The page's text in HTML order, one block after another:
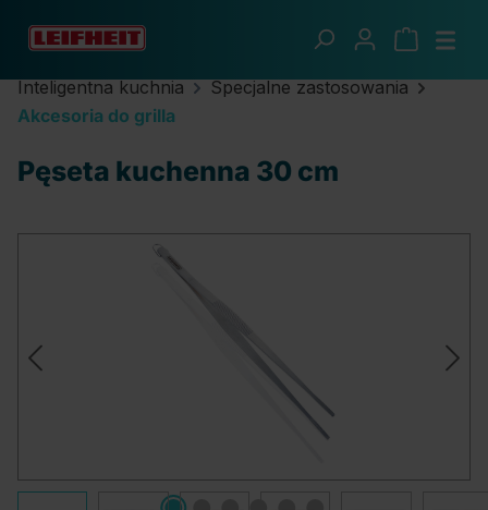
Przejdź do głównej zawartości
Inteligentna kuchnia
Specjalne zastosowania
Akcesoria do grilla
Pęseta kuchenna 30 cm